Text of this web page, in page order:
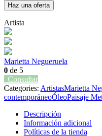
Haz una oferta
Artista
Marietta Negueruela
0 de 5
Consultar
Categories: ArtistasMarietta
contemporáneoÓleoPaisaje
Descripción
Información adicional
Políticas de la tienda